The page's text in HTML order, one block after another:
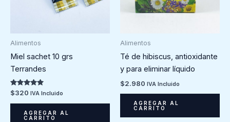
Alimentos
Miel sachet 10 grs
Terrandes
Valorado en
5.00
de 5
$320 IVA Incluido
AGREGAR AL
CARRITO
Alimentos
Té de hibiscus, antioxidante
y para eliminar líquido
$2.980 IVA Incluido
AGREGAR AL
CARRITO